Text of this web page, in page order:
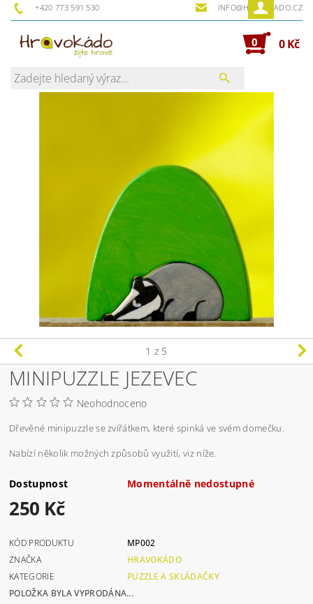
+420 773 591 530 INFO@HRAVOKADO.CZ
0 0 Kč
1 z 5
MINIPUZZLE JEZEVEC
Neohodnoceno
Dřevěné minipuzzle se zvířátkem, které spinká ve svém domečku.
Nabízí několik možných způsobů využití, viz níže.
Dostupnost Momentálně nedostupné
250 Kč
KÓD PRODUKTU
MP002
ZNAČKA
HRAVOKÁDO
KATEGORIE
PUZZLE A SKLÁDAČKY
POLOŽKA BYLA VYPRODÁNA...